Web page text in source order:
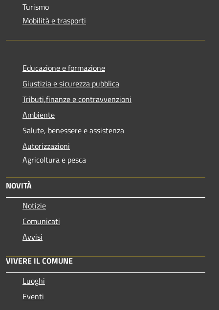
Turismo
Mobilità e trasporti
Educazione e formazione
Giustizia e sicurezza pubblica
Tributi,finanze e contravvenzioni
Ambiente
Salute, benessere e assistenza
Autorizzazioni
Agricoltura e pesca
NOVITÀ
Notizie
Comunicati
Avvisi
VIVERE IL COMUNE
Luoghi
Eventi